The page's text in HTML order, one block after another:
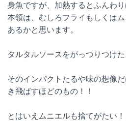
身魚ですが、加熱するとふんわ
本領は、むしろフライもしくは
あるかと思います。
タルタルソースをがっつりつけた
そのインパクトたるや味の想像
き飛ばすほどのもの！！
とはいえムニエルも捨てがたい！